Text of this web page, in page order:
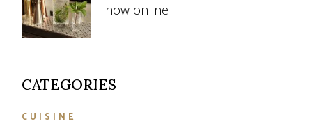
now online
CATEGORIES
CUISINE